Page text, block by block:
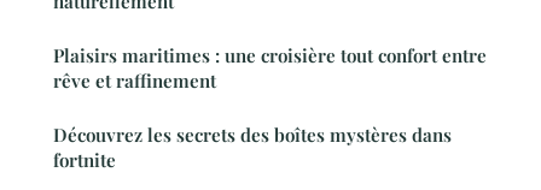
Plaisirs maritimes : une croisière tout confort entre
rêve et raffinement
Découvrez les secrets des boîtes mystères dans
fortnite